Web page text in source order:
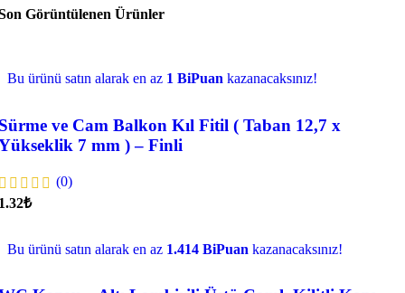
Görüntülenen Ürünler
Bu ürünü satın alarak en az 1 BiPuan kazanacaksınız!
ve Cam Balkon Kıl Fitil ( Taban 12,7 x
7 mm ) – Finli
(0)
₺
Bu ürünü satın alarak en az 1.414 BiPuan kazanacaksınız!